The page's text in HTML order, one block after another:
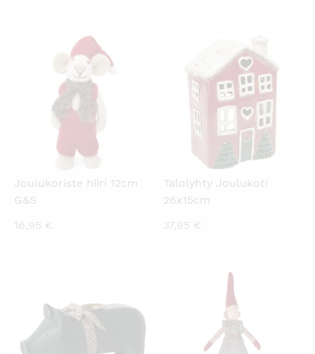
20,00 €.
KATSO PIKANÄKYMÄ
Joulukoriste hiiri 12cm
G&S
16,95 €
KATSO PIKANÄKYMÄ
Talolyhty Joulukoti
26x15cm
37,95 €